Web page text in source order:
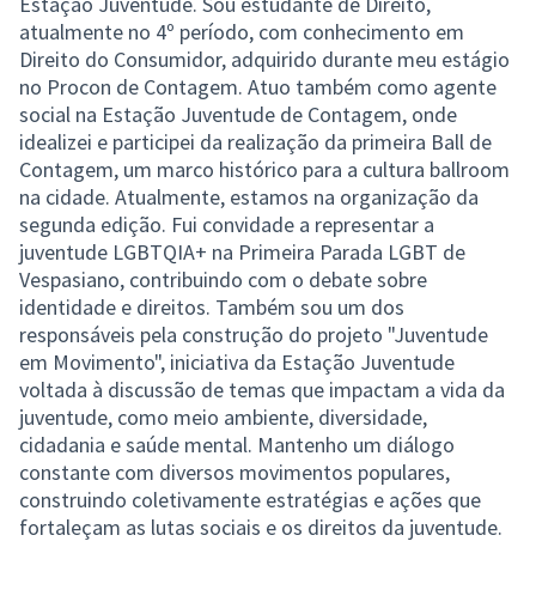
atualmente no 4º período, com conhecimento em
Direito do Consumidor, adquirido durante meu estágio
no Procon de Contagem. Atuo também como agente
social na Estação Juventude de Contagem, onde
idealizei e participei da realização da primeira Ball de
Contagem, um marco histórico para a cultura ballroom
na cidade. Atualmente, estamos na organização da
segunda edição. Fui convidade a representar a
juventude LGBTQIA+ na Primeira Parada LGBT de
Vespasiano, contribuindo com o debate sobre
identidade e direitos. Também sou um dos
responsáveis pela construção do projeto "Juventude
em Movimento", iniciativa da Estação Juventude
voltada à discussão de temas que impactam a vida da
juventude, como meio ambiente, diversidade,
cidadania e saúde mental. Mantenho um diálogo
constante com diversos movimentos populares,
construindo coletivamente estratégias e ações que
fortaleçam as lutas sociais e os direitos da juventude.